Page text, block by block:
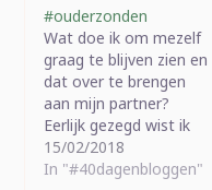
#ouderzonden
Wat doe ik om mezelf
graag te blijven zien en
dat over te brengen
aan mijn partner?
Eerlijk gezegd wist ik
het niet, maar het lief
ervaart dat duidelijk
15/02/2018
In "#40dagenbloggen"